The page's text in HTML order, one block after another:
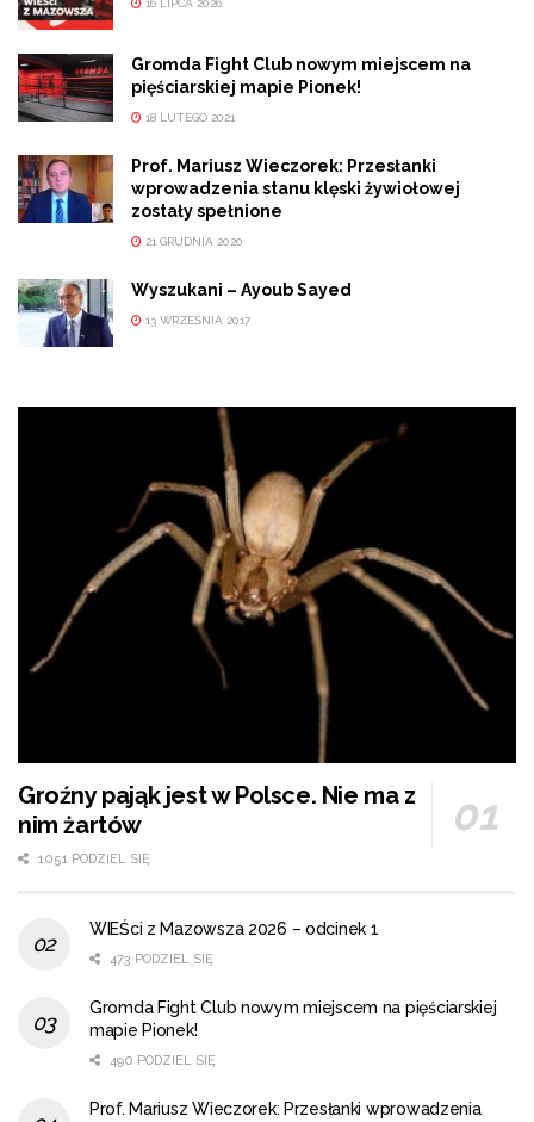
Gromda Fight Club nowym miejscem na
pięściarskiej mapie Pionek!
18 LUTEGO 2021
Prof. Mariusz Wieczorek: Przesłanki
wprowadzenia stanu klęski żywiołowej
zostały spełnione
21 GRUDNIA 2020
Wyszukani – Ayoub Sayed
13 WRZEŚNIA 2017
Groźny pająk jest w Polsce. Nie ma z
nim żartów
1051 PODZIEL SIĘ
WIEŚci z Mazowsza 2026 – odcinek 1
473 PODZIEL SIĘ
Gromda Fight Club nowym miejscem na pięściarskiej
mapie Pionek!
490 PODZIEL SIĘ
Prof. Mariusz Wieczorek: Przesłanki wprowadzenia